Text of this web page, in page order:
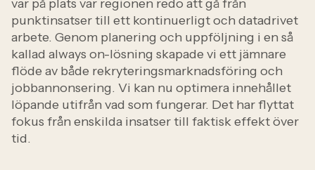
var på plats var regionen redo att gå från
punktinsatser till ett kontinuerligt och datadrivet
arbete. Genom planering och uppföljning i en så
kallad always on-lösning skapade vi ett jämnare
flöde av både rekryteringsmarknadsföring och
jobbannonsering. Vi kan nu optimera innehållet
löpande utifrån vad som fungerar. Det har flyttat
fokus från enskilda insatser till faktisk effekt över
tid.